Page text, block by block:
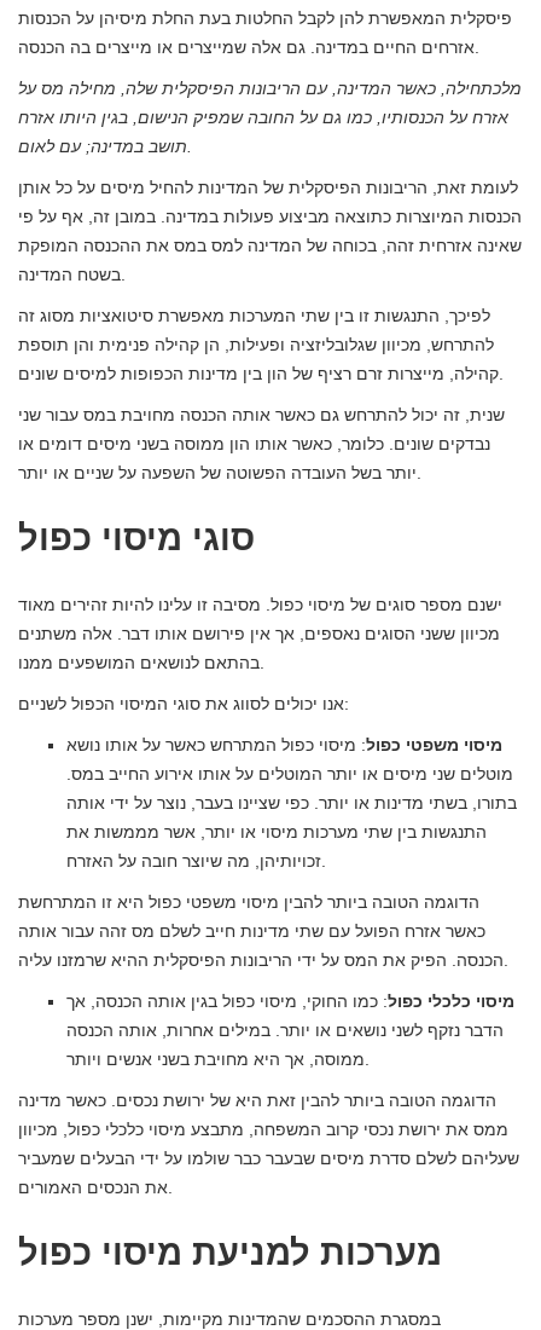
פיסקלית המאפשרת להן לקבל החלטות בעת החלת מיסיהן על הכנסות
מלכתחילה, כאשר המדינה, עם הריבונות הפיסקלית שלה, מחילה מס על
אזרח על הכנסותיו, כמו גם על החובה שמפיק הנישום, בגין היותו אזרח
לעומת זאת, הריבונות הפיסקלית של המדינות להחיל מיסים על כל אותן
הכנסות המיוצרות כתוצאה מביצוע פעולות במדינה. במובן זה, אף על פי
שאינה אזרחית זהה, בכוחה של המדינה למס במס את ההכנסה המופקת
לפיכך, התנגשות זו בין שתי המערכות מאפשרת סיטואציות מסוג זה
להתרחש, מכיוון שגלובליזציה ופעילות, הן קהילה פנימית והן תוספת
שנית, זה יכול להתרחש גם כאשר אותה הכנסה מחויבת במס עבור שני
נבדקים שונים. כלומר, כאשר אותו הון ממוסה בשני מיסים דומים או
סוגי מיסוי כפול
ישנם מספר סוגים של מיסוי כפול. מסיבה זו עלינו להיות זהירים מאוד
מכיוון ששני הסוגים נאספים, אך אין פירושם אותו דבר. אלה משתנים
אנו יכולים לסווג את סוגי המיסוי הכפול לשניים:
מיסוי משפטי כפול: מיסוי כפול המתרחש כאשר על אותו נושא
מוטלים שני מיסים או יותר המוטלים על אותו אירוע החייב במס.
בתורו, בשתי מדינות או יותר. כפי שציינו בעבר, נוצר על ידי אותה
התנגשות בין שתי מערכות מיסוי או יותר, אשר מממשות את
הדוגמה הטובה ביותר להבין מיסוי משפטי כפול היא זו המתרחשת
כאשר אזרח הפועל עם שתי מדינות חייב לשלם מס זהה עבור אותה
מיסוי כלכלי כפול: כמו החוקי, מיסוי כפול בגין אותה הכנסה, אך
הדבר נזקף לשני נושאים או יותר. במילים אחרות, אותה הכנסה
הדוגמה הטובה ביותר להבין זאת היא של ירושת נכסים. כאשר מדינה
ממס את ירושת נכסי קרוב המשפחה, מתבצע מיסוי כלכלי כפול, מכיוון
שעליהם לשלם סדרת מיסים שבעבר כבר שולמו על ידי הבעלים שמעביר
מערכות למניעת מיסוי כפול
במסגרת ההסכמים שהמדינות מקיימות, ישנן מספר מערכות